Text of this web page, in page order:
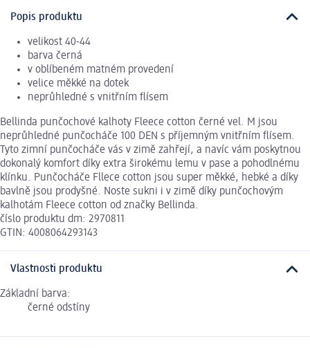
Popis produktu
velikost 40-44
barva černá
v oblíbeném matném provedení
velice měkké na dotek
neprůhledné s vnitřním flísem
Bellinda punčochové kalhoty Fleece cotton černé vel. M jsou
neprůhledné punčocháče 100 DEN s příjemným vnitřním flísem.
Tyto zimní punčocháče vás v zimě zahřejí, a navíc vám poskytnou
dokonalý komfort díky extra širokému lemu v pase a pohodlnému
klínku. Punčocháče Fllece cotton jsou super měkké, hebké a díky
bavlně jsou prodyšné. Noste sukni i v zimě díky punčochovým
kalhotám Fleece cotton od značky Bellinda.
číslo produktu dm: 2970811
GTIN: 4008064293143
Vlastnosti produktu
Základní barva:
černé odstíny